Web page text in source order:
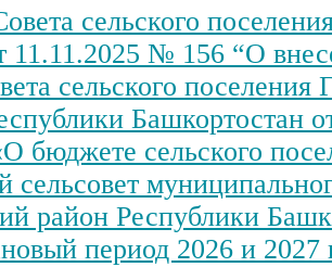
сельского
11.11.2025 № 156 “О
сельского поселения
Башкортостан
бюджете сельского
сельсовет
район Республики
период 2026 и 2027